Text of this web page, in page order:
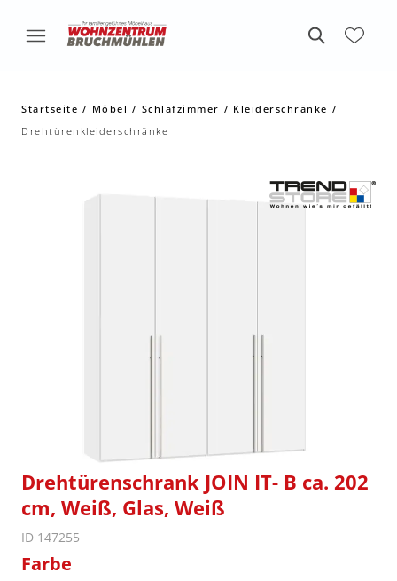
Startseite Möbel Schlafzimmer
Kleiderschränke
Drehtürenkleiderschränke
Drehtürenschrank JOIN IT- B ca. 202
cm, Weiß, Glas, Weiß
ID 147255
Farbe